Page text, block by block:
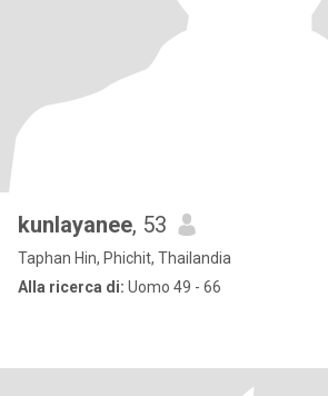
kunlayanee, 53
Taphan Hin, Phichit, Thailandia
Alla ricerca di: Uomo 49 - 66